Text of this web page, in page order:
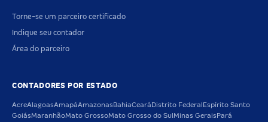
Torne-se um parceiro certificado
Indique seu contador
Área do parceiro
CONTADORES POR ESTADO
AcreAlagoasAmapáAmazonas BahiaCeará Distrito Federal Espírito Santo
GoiásMaranhãoMato GrossoMato Grosso do Sul Minas Gerais Pará